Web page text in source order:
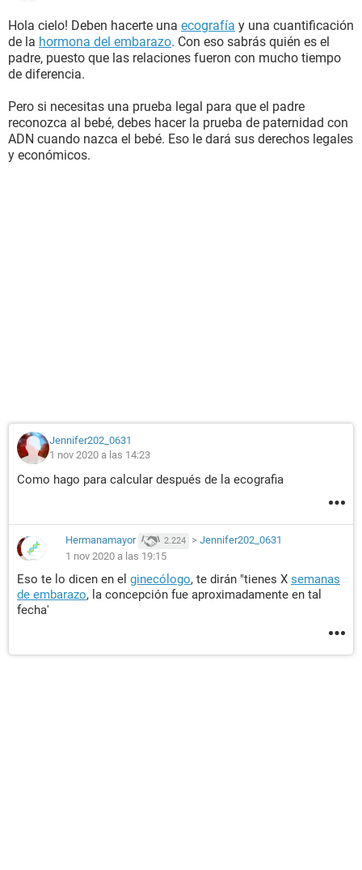
Hola cielo! Deben hacerte una ecografía y una cuantificación
de la hormona del embarazo. Con eso sabrás quién es el
padre, puesto que las relaciones fueron con mucho tiempo
de diferencia.
Pero si necesitas una prueba legal para que el padre
reconozca al bebé, debes hacer la prueba de paternidad con
ADN cuando nazca el bebé. Eso le dará sus derechos legales
y económicos.
Jennifer202_0631
1 nov 2020 a las 14:23
Como hago para calcular después de la ecografia
Hermanamayor 2.224 > Jennifer202_0631
1 nov 2020 a las 19:15
Eso te lo dicen en el ginecólogo, te dirán "tienes X semanas
de embarazo, la concepción fue aproximadamente en tal
fecha'